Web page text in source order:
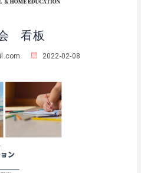
看板
2022-02-08